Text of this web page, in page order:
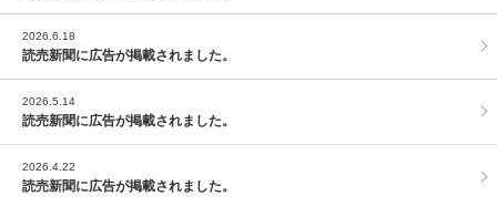
2026.6.18
読売新聞に広告が掲載されました。
2026.5.14
読売新聞に広告が掲載されました。
2026.4.22
読売新聞に広告が掲載されました。